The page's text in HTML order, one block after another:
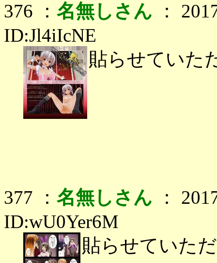
376 ： 名無しさん ：
ID:Jl4iIcNE
貼らせていた
377 ： 名無しさん ：
ID:wU0Yer6M
貼らせていた